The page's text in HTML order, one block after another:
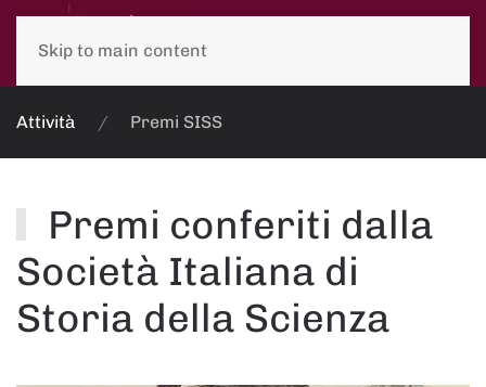
Skip to main content
Attività Premi SISS
Premi conferiti dalla
Società Italiana di
Storia della Scienza